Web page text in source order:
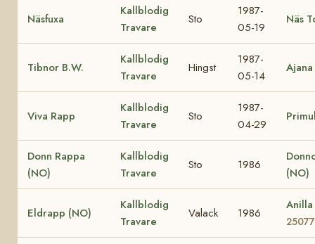
Näsfuxa
Kallblodig
Travare
Sto
1987-
05-19
Näs
Tibnor B.W.
Kallblodig
Travare
Hingst
1987-
05-14
Ajana
Viva Rapp
Kallblodig
Travare
Sto
1987-
04-29
Donn Rappa
(NO)
Kallblodig
Travare
Sto 1986
(NO)
Eldrapp (NO)
Kallblodig
Travare
Valack 1986
25077